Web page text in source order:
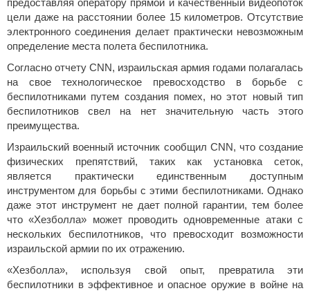
предоставляя оператору прямой и качественный видеопоток
цели даже на расстоянии более 15 километров. Отсутствие
электронного соединения делает практически невозможным
определение места полета беспилотника.
Согласно отчету CNN, израильская армия годами полагалась
на свое технологическое превосходство в борьбе с
беспилотниками путем создания помех, но этот новый тип
беспилотников свел на нет значительную часть этого
преимущества.
Израильский военный источник сообщил CNN, что создание
физических препятствий, таких как установка сеток,
является практически единственным доступным
инструментом для борьбы с этими беспилотниками. Однако
даже этот инструмент не дает полной гарантии, тем более
что «Хезболла» может проводить одновременные атаки с
нескольких беспилотников, что превосходит возможности
израильской армии по их отражению.
«Хезболла», используя свой опыт, превратила эти
беспилотники в эффективное и опасное оружие в войне на